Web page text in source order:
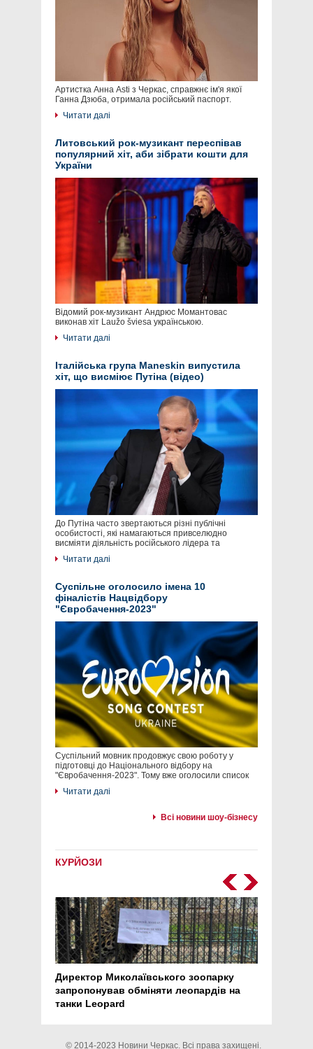
Артистка Анна Asti з Черкас, справжнє ім'я якої
Ганна Дзюба, отримала російський паспорт.
Читати далі
Литовський рок-музикант переспівав
популярний хіт, аби зібрати кошти для
України
Відомий рок-музикант Андрюс Момантовас
виконав хіт Laužo šviesa українською.
Читати далі
Італійська група Maneskin випустила
хіт, що висміює Путіна (відео)
До Путіна часто звертаються різні публічні
особистості, які намагаються привселюдно
висміяти діяльність російського лідера та
Читати далі
Суспільне оголосило імена 10
фіналістів Нацвідбору
"Євробачення-2023"
Суспільний мовник продовжує свою роботу у
підготовці до Національного відбору на
"Євробачення-2023". Тому вже оголосили список
Читати далі
Всі новини шоу-бізнесу
КУРЙОЗИ
Директор Миколаївського зоопарку
запропонував обміняти леопардів на
танки Leopard
© 2014-2023 Новини Черкас. Всі права захищені.